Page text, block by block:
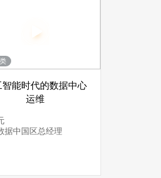
智能时代的数据中心
运维
据中国区总经理